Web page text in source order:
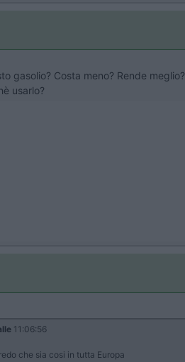
gasolio? Costa meno? Rende meglio?
usarlo?
11:06:56
che sia cosi in tutta Europa